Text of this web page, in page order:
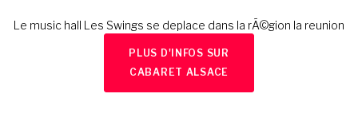
Le music hall Les Swings se deplace dans la rÃ©gion la reunion
PLUS D'INFOS SUR
CABARET ALSACE